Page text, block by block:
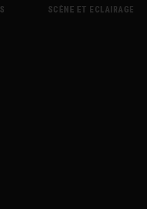
SCÈNE ET ECLAIRAGE